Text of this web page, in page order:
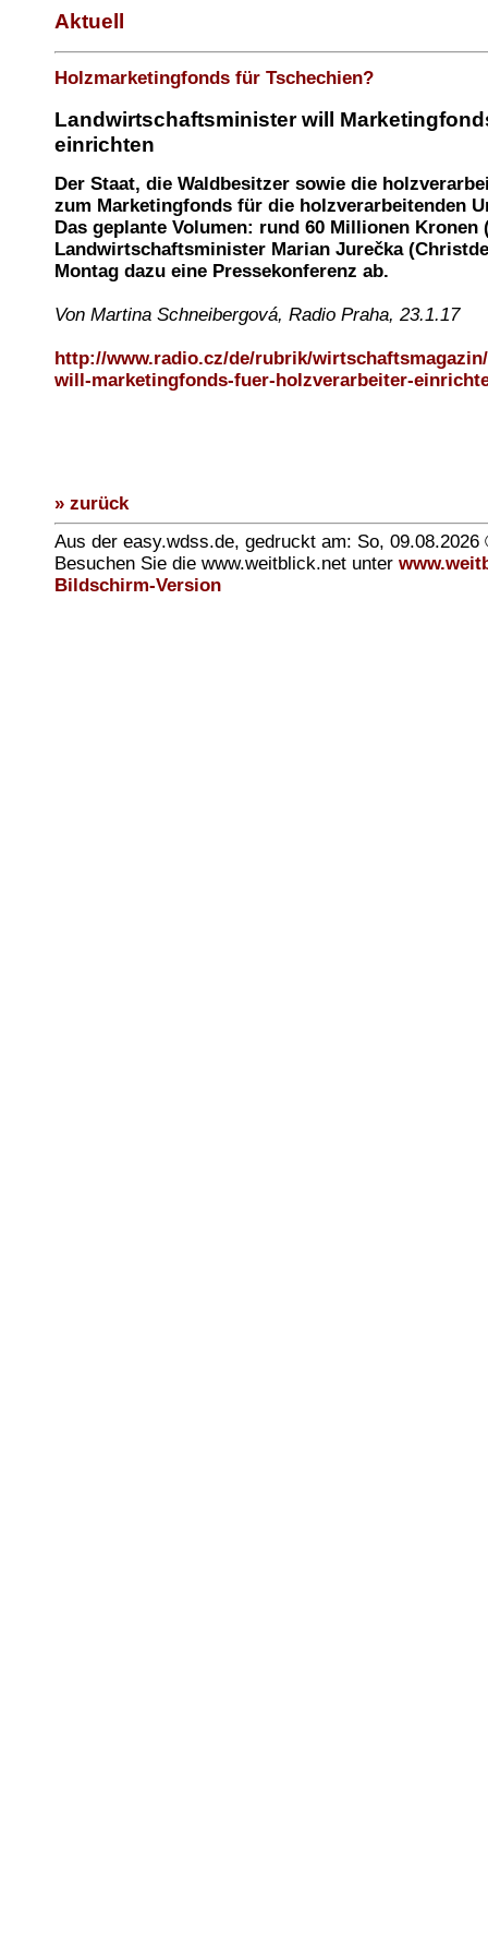
Aktuell
Holzmarketingfonds für Tschechien?
Landwirtschaftsminister will
einrichten
Der Staat, die Waldbesitzer sowie die
zum Marketingfonds für die holzverarbeitenden
Das geplante Volumen: rund 60 Millionen Kronen
Landwirtschaftsminister Marian Jurečka
Montag dazu eine Pressekonferenz ab.
Von Martina Schneibergová, Radio Praha, 23.1.17
http://www.radio.cz/de/rubrik/
will-marketingfonds-fuer-holzverarbeiter-
» zurück
Aus der easy.wdss.de, gedruckt am: So, 09.08.2026
Besuchen Sie die www.weitblick.net unter
Bildschirm-Version